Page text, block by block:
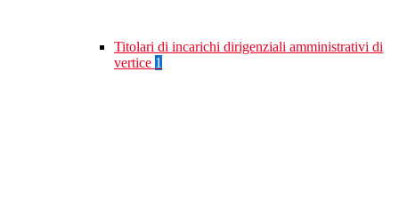
Titolari di incarichi dirigenziali amministrativi di
vertice 1